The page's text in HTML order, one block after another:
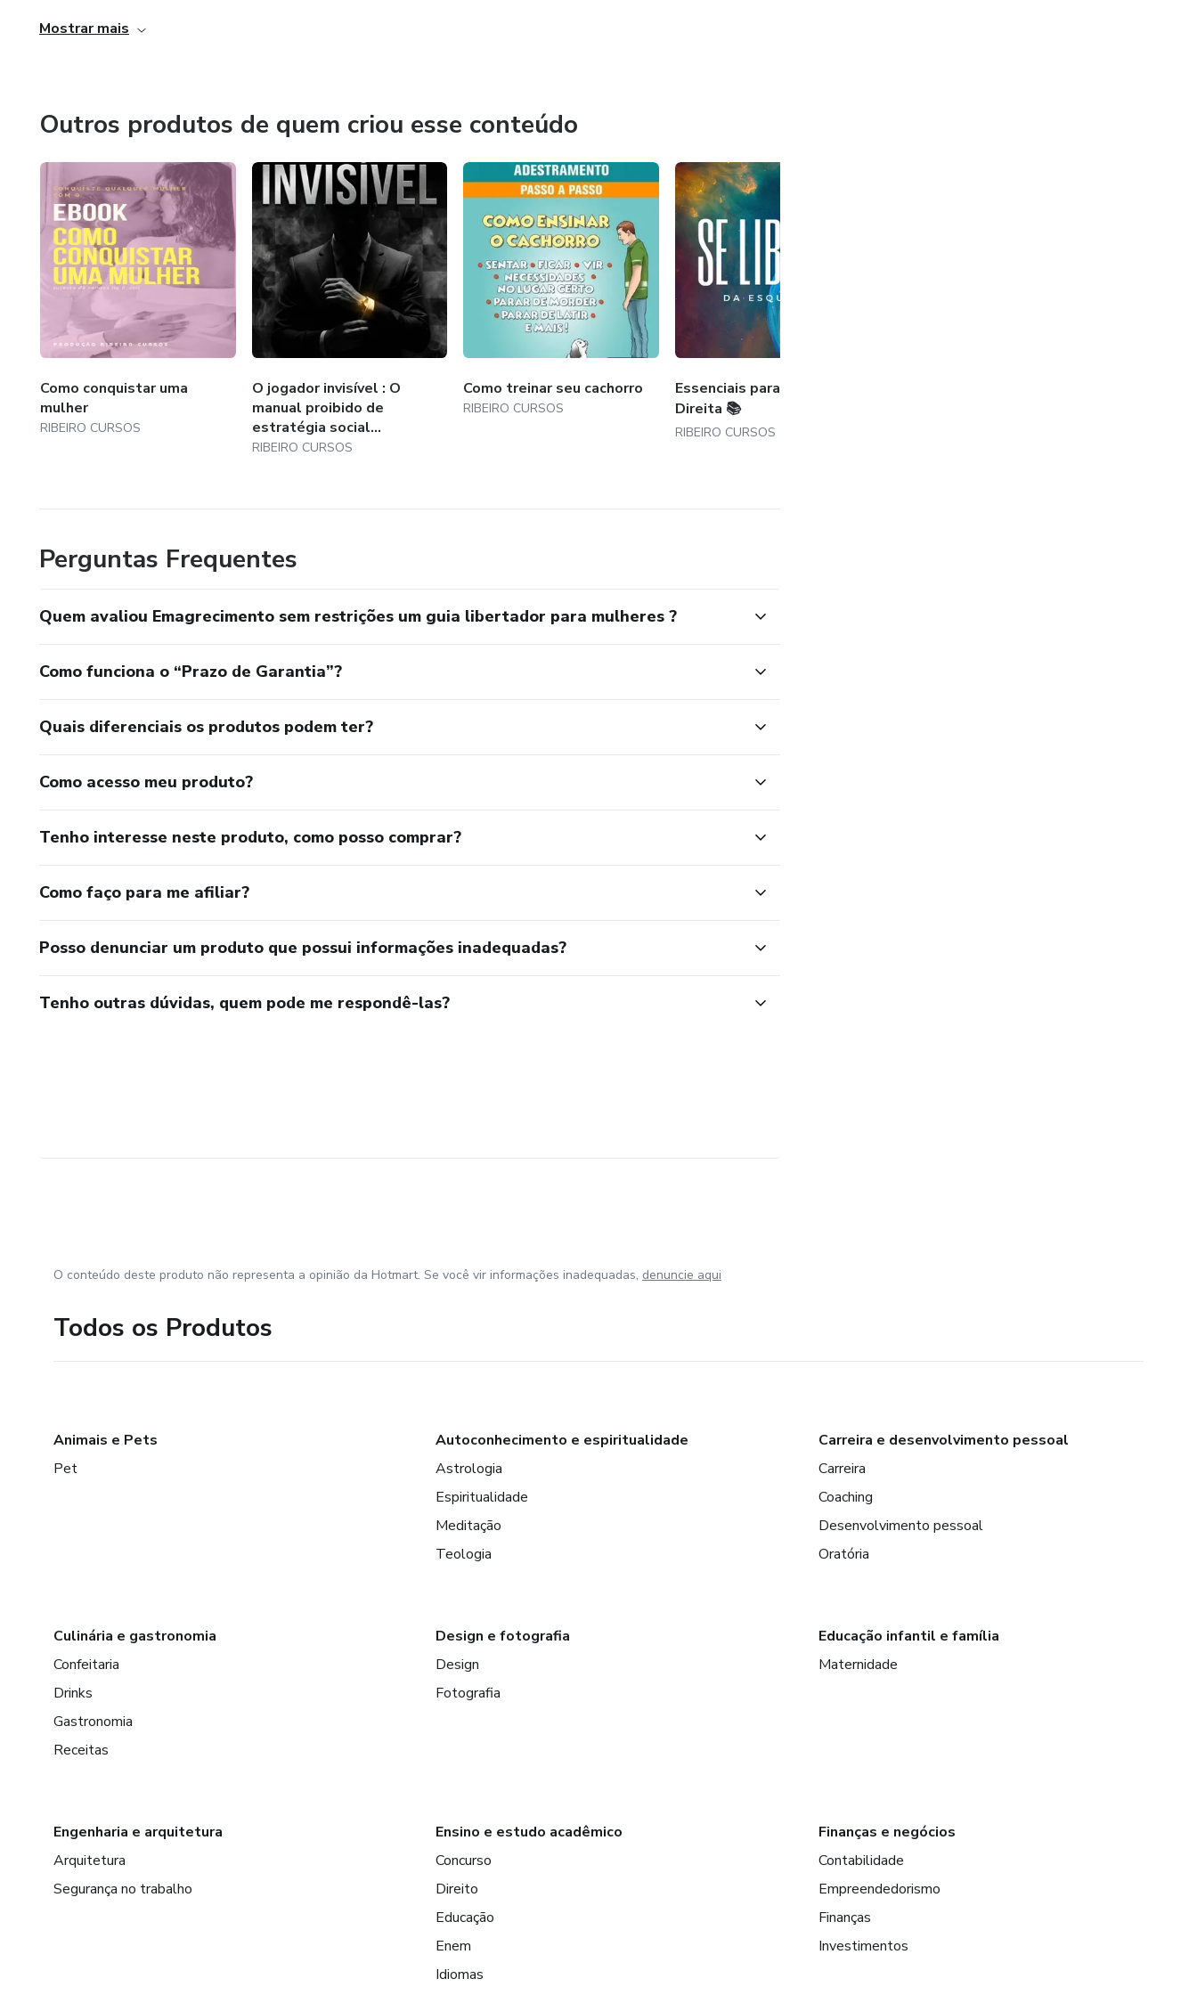
conquista, por menor que seja, rumo ao seu melhor eu.
​Bem-vindo à nova era criativa.
​Bem-vindo à nova era criativa.
Mostrar mais
Outros produtos de quem criou esse conteúdo
Como conquistar uma
mulher
RIBEIRO CURSOS
O jogador invisível : O
manual proibido de
estratégia social...
RIBEIRO CURSOS
Como treinar seu cachorro
RIBEIRO CURSOS
Essenciais para a Política de
Direita 📚
RIBEIRO CURSOS
Perguntas Frequentes
Quem avaliou Emagrecimento sem restrições um guia libertador para mulheres ?
Como funciona o “Prazo de Garantia”?
Quais diferenciais os produtos podem ter?
Como acesso meu produto?
Tenho interesse neste produto, como posso comprar?
Como faço para me afiliar?
Posso denunciar um produto que possui informações inadequadas?
Tenho outras dúvidas, quem pode me respondê-las?
O conteúdo deste produto não representa a opinião da Hotmart. Se você vir informações inadequadas, denuncie aqui
Todos os Produtos
Animais e Pets
Pet
Autoconhecimento e espiritualidade
Astrologia
Espiritualidade
Meditação
Teologia
Carreira e desenvolvimento pessoal
Carreira
Coaching
Desenvolvimento pessoal
Oratória
Culinária e gastronomia
Confeitaria
Drinks
Gastronomia
Receitas
Design e fotografia
Design
Fotografia
Educação infantil e família
Maternidade
Engenharia e arquitetura
Arquitetura
Segurança no trabalho
Ensino e estudo acadêmico
Concurso
Direito
Educação
Enem
Idiomas
Finanças e negócios
Contabilidade
Empreendedorismo
Finanças
Investimentos